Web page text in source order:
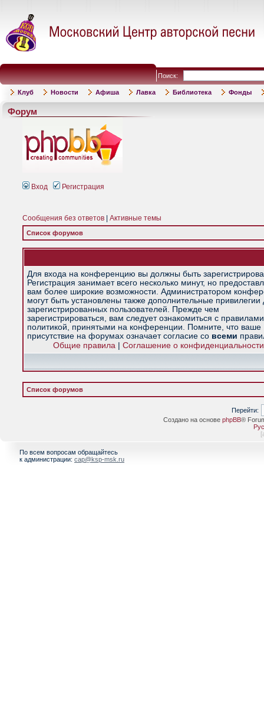
Поиск:
Клуб Новости Афиша Лавка Библиотека Фонды
Форум
Вход Регистрация
Сообщения без ответов Активные темы
Список форумов
Для входа на конференцию вы должны быть
Регистрация занимает всего несколько минут, но
вам более широкие возможности. Администратором
могут быть установлены также дополнительные привилегии
зарегистрированных пользователей. Прежде чем
зарегистрироваться, вам следует ознакомиться с
политикой, принятыми на конференции. Помните, что ваше
присутствие на форумах означает согласие со всеми
Общие правила| Соглашение о конфиденциальности
Список форумов
Перейти:
Создано на основе phpBB®
[
По всем вопросам обращайтесь
к администрации: cap@ksp-msk.ru